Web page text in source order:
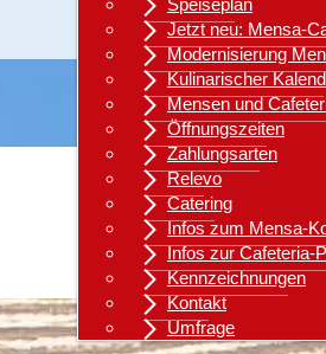
Speiseplan
Jetzt neu: Mensa-
Modernisierung
Kulinarischer
Mensen und
Öffnungszeiten
Zahlungsarten
Relevo
Catering
Infos zum Mensa-
Infos zur Cafeteria-
Kennzeichnungen
Kontakt
Umfrage